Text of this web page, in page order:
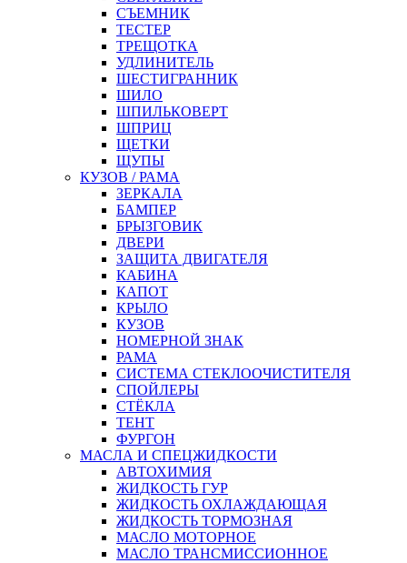
СЪЕМНИК
ТЕСТЕР
ТРЕЩОТКА
УДЛИНИТЕЛЬ
ШЕСТИГРАННИК
ШИЛО
ШПИЛЬКОВЕРТ
ШПРИЦ
ЩЕТКИ
ЩУПЫ
КУЗОВ / РАМА
ЗЕРКАЛА
БАМПЕР
БРЫЗГОВИК
ДВЕРИ
ЗАЩИТА ДВИГАТЕЛЯ
КАБИНА
КАПОТ
КРЫЛО
КУЗОВ
НОМЕРНОЙ ЗНАК
РАМА
СИСТЕМА СТЕКЛООЧИСТИТЕЛЯ
СПОЙЛЕРЫ
СТЁКЛА
ТЕНТ
ФУРГОН
МАСЛА И СПЕЦЖИДКОСТИ
АВТОХИМИЯ
ЖИДКОСТЬ ГУР
ЖИДКОСТЬ ОХЛАЖДАЮЩАЯ
ЖИДКОСТЬ ТОРМОЗНАЯ
МАСЛО МОТОРНОЕ
МАСЛО ТРАНСМИССИОННОЕ